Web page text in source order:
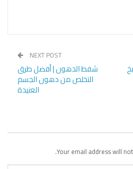
NEXT POST
شفط الدهون | أفضل طرق
التخلص من دهون الجسم
العنيدة
Your email address will